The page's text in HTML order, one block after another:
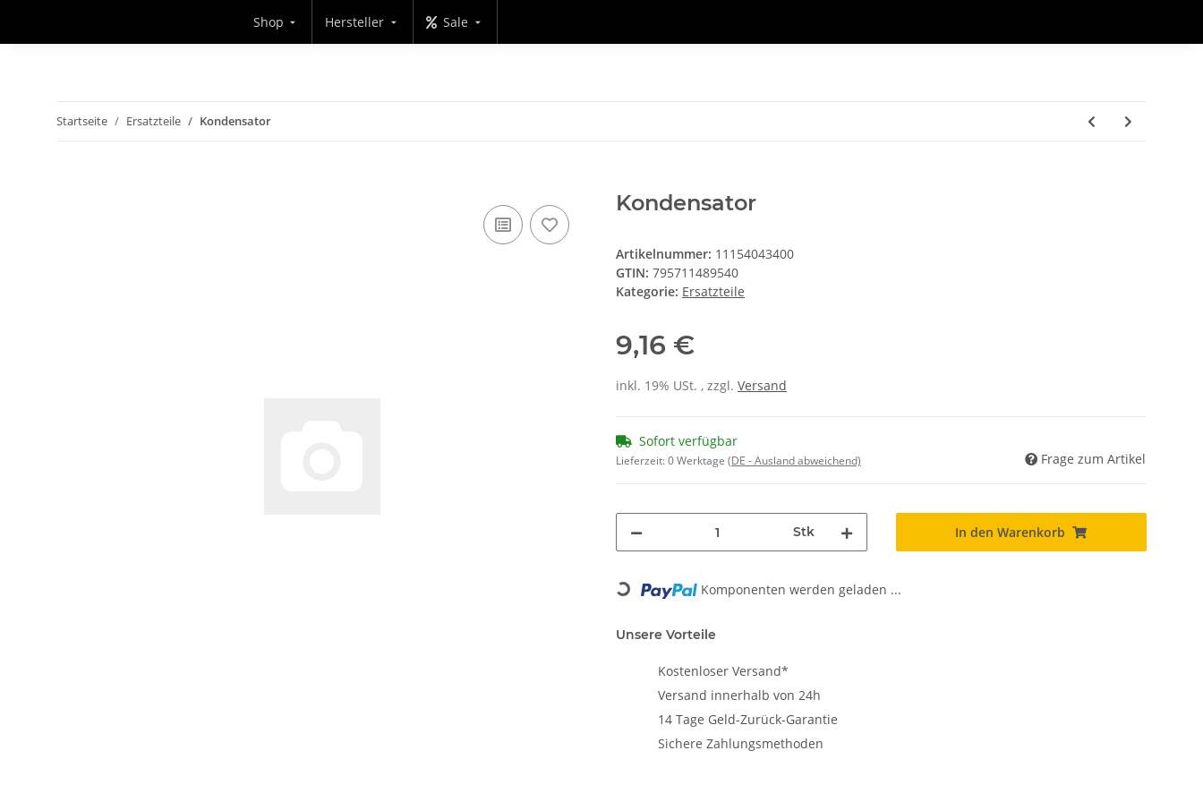
Shop Hersteller Sale
Startseite Ersatzteile Kondensator
Kondensator
Artikelnummer: 11154043400
GTIN: 795711489540
Kategorie: Ersatzteile
9,16 €
inkl. 19% USt. , zzgl. Versand
Sofort verfügbar
Lieferzeit:0 Werktage (DE - Ausland abweichend) Frage zum Artikel
Stk In den Warenkorb
Loading... Komponenten werden geladen ...
Unsere Vorteile
Kostenloser Versand*
Versand innerhalb von 24h
14 Tage Geld-Zurück-Garantie
Sichere Zahlungsmethoden